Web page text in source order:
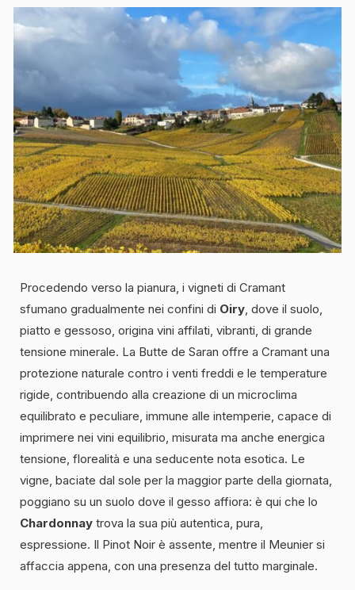
Procedendo verso la pianura, i vigneti di Cramant
sfumano gradualmente nei confini di Oiry, dove il suolo,
piatto e gessoso, origina vini affilati, vibranti, di grande
tensione minerale. La Butte de Saran offre a Cramant una
protezione naturale contro i venti freddi e le temperature
rigide, contribuendo alla creazione di un microclima
equilibrato e peculiare, immune alle intemperie, capace di
imprimere nei vini equilibrio, misurata ma anche energica
tensione, florealità e una seducente nota esotica. Le
vigne, baciate dal sole per la maggior parte della giornata,
poggiano su un suolo dove il gesso affiora: è qui che lo
Chardonnay trova la sua più autentica, pura,
espressione. Il Pinot Noir è assente, mentre il Meunier si
affaccia appena, con una presenza del tutto marginale.